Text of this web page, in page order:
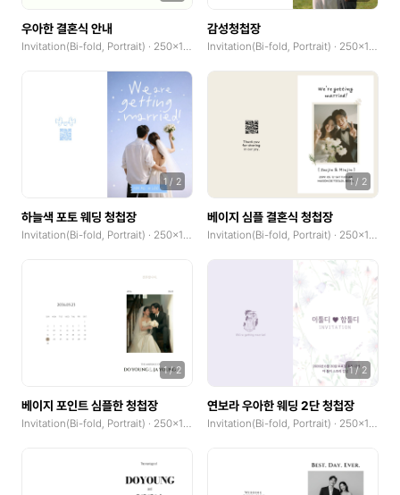
우아한 결혼식 안내
Invitation(Bi-fold, Portrait) · 250x185mm
감성청첩장
Invitation(Bi-fold, Portrait) · 250x185mm
1 / 2
하늘색 포토 웨딩 청첩장
Invitation(Bi-fold, Portrait) · 250x185mm
1/ 2
베이지 심플 결혼식 청첩장
Invitation(Bi-fold, Portrait) · 250x185mm
1/2
베이지 포인트 심플한 청첩장
Invitation(Bi-fold, Portrait) · 250x185mm
1 /2
연보라 우아한 웨딩 2단 청첩장
Invitation(Bi-fold, Portrait) · 250x185mm